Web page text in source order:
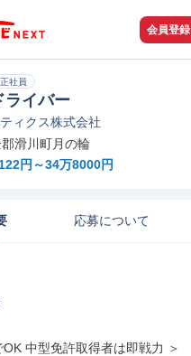
会員登録
正社員
ライバー
ィクス株式会社
滑川町月の輪
円～34万8000円
応募について
OK 中型免許取得者は即戦力 ＞